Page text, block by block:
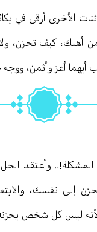
الأخرى أرقى في
أهلك، كيف تحزن،
أيهما أعز وأثمن،
وأعتقد
إلى نفسك،
ليس كل شخص